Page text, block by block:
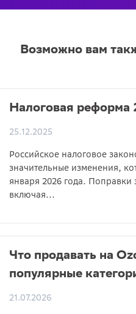
Возможно вам
Налоговая реформа
25.12.2025
Российское налоговое
значительные изменения,
января 2026 года. Поправки
включая...
Что продавать на
популярные
21.07.2026